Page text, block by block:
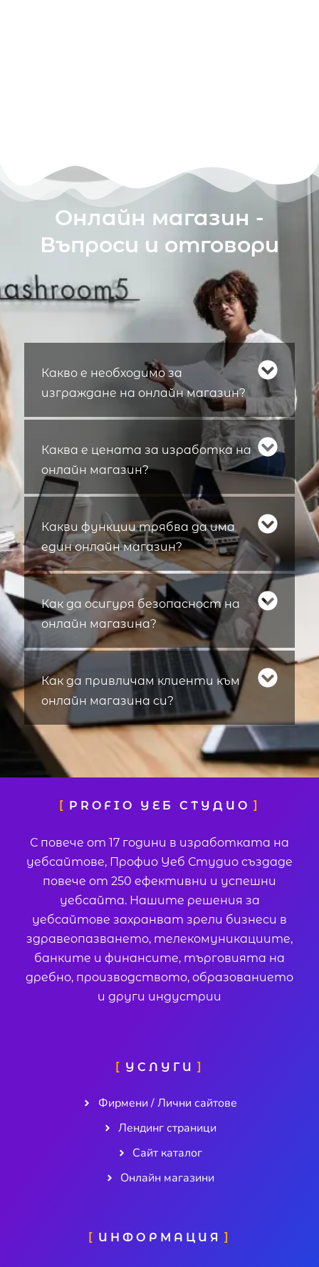
Онлайн магазин -
Въпроси и отговори
Какво е необходимо за
изграждане на онлайн магазин?
Каква е цената за изработка на
онлайн магазин?
Какви функции трябва да има
един онлайн магазин?
Как да осигуря безопасност на
онлайн магазина?
Как да привличам клиенти към
онлайн магазина си?
PROFIO УЕБ СТУДИО
С повече от 17 години в изработката на
уебсайтове, Профио Уеб Студио създаде
повече от 250 ефективни и успешни
уебсайта. Нашите решения за
уебсайтове захранват зрели бизнеси в
здравеопазването, телекомуникациите,
банките и финансите, търговията на
дребно, производството, образованието
и други индустрии
УСЛУГИ
Фирмени / Лични сайтове
Лендинг страници
Сайт каталог
Онлайн магазини
ИНФОРМАЦИЯ